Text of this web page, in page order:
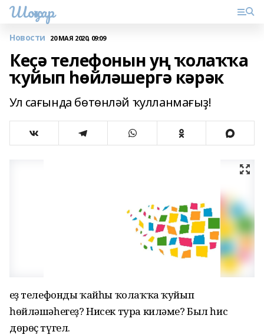
Шоңҡар
Новости 20 МАЯ 2020, 09:09
Кеҫә телефонын уң ҡолаҡҡа
ҡуйып һөйләшергә кәрәк
Ул сағында бөтөнләй ҡулланмағыҙ!
Һеҙ телефонды ҡайһы ҡолаҡҡа ҡуйып
һөйләшәһегеҙ? Нисек тура киләме? Был һис
дөрөҫ түгел.